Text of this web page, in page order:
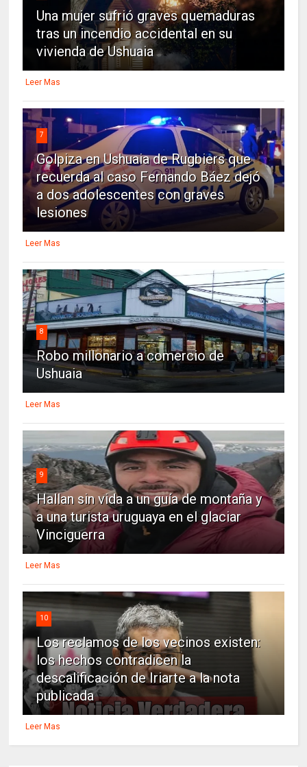
Una mujer sufrió graves quemaduras
tras un incendio accidental en su
vivienda de Ushuaia
Leer Mas
7
Golpiza en Ushuaia de Rugbiers que
recuerda al caso Fernando Báez dejó
a dos adolescentes con graves
lesiones
Leer Mas
8
Robo millonario a comercio de
Ushuaia
Leer Mas
9
Hallan sin vida a un guía de montaña y
a una turista uruguaya en el glaciar
Vinciguerra
Leer Mas
10
Los reclamos de los vecinos existen:
los hechos contradicen la
descalificación de Iriarte a la nota
publicada
Leer Mas